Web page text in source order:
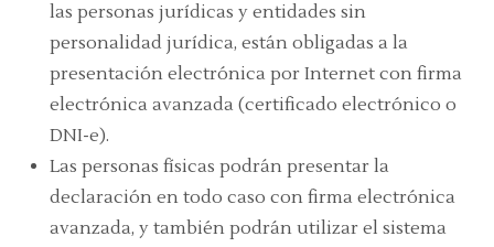
las personas jurídicas y entidades sin
personalidad jurídica, están obligadas a la
presentación electrónica por Internet con firma
electrónica avanzada (certificado electrónico o
DNI-e).
Las personas físicas podrán presentar la
declaración en todo caso con firma electrónica
avanzada, y también podrán utilizar el sistema